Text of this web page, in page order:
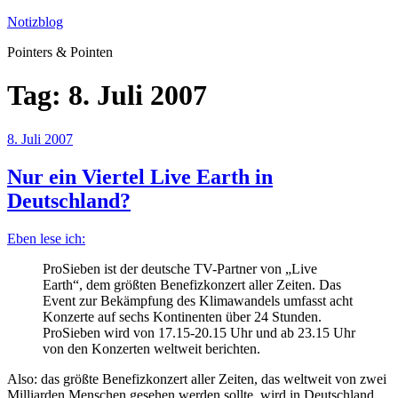
Zum
springen
Notizblog
Pointers & Pointen
Tag: 8. Juli 2007
Veröffentlicht
8. Juli 2007
Nur ein Viertel Live Earth in
Deutschland?
Eben lese ich:
ProSieben ist der deutsche TV-Partner von „Live
Earth“, dem größten Benefizkonzert aller Zeiten. Das
Event zur Bekämpfung des Klimawandels umfasst acht
Konzerte auf sechs Kontinenten über 24 Stunden.
ProSieben wird von 17.15-20.15 Uhr und ab 23.15 Uhr
von den Konzerten weltweit berichten.
Also: das größte Benefizkonzert aller Zeiten, das weltweit von zwei
Milliarden Menschen gesehen werden sollte, wird in Deutschland